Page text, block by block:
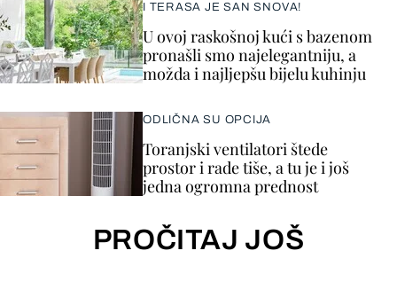
I TERASA JE SAN SNOVA!
U ovoj raskošnoj kući s bazenom
pronašli smo najelegantniju, a
možda i najljepšu bijelu kuhinju
ODLIČNA SU OPCIJA
Toranjski ventilatori štede
prostor i rade tiše, a tu je i još
jedna ogromna prednost
PROČITAJ JOŠ